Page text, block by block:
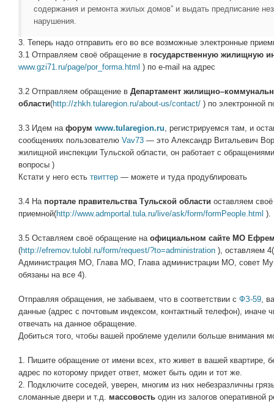
содержания и ремонта жилых домов” и выдать предписание
нарушения.
3. Теперь надо отправить его во все возможные электронные
3.1 Отправляем своё обращение в государственную жилищную
www.gzi71.ru/page/por_forma.html ) по e-mail на адрес
3.2 Отправляем обращение в Департамент
области(http://zhkh.tularegion.ru/about-us/contact/ ) по электронной
3.3 Идем на форум www.tularegion.ru, регистрируемся там, и
сообщениях пользователю Vav73 — это Александр Витальевич
жилищной инспекции Тульской области, он работает с
вопросы )
Кстати у него есть твиттер — можете и туда продублировать
3.4 На портале правительства Тульской области оставляем
приемной(http://www.admportal.tula.ru/live/ask/form/formPeople.html ).
3.5 Оставляем своё обращение на официальном сайте МО
(http://efremov.tulobl.ru/form/request/?to=administration ), оставляем
Администрация МО, Глава МО, Глава администрации МО, совет
обязаны на все 4).
Отправляя обращения, не забываем, что в соответствии с ФЗ-59,
данные (адрес с почтовым индексом, контактный телефон), иначе
отвечать на данное обращение.
Добиться того, чтобы вашей проблеме уделили больше внимания
1. Пишите обращение от имени всех, кто живет в вашей квартире,
адрес по которому придет ответ, может быть один и тот же.
2. Подключите соседей, уверен, многим из них небезразличны
сломанные двери и т.д. массовость один из залогов оперативной